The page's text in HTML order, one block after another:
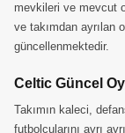
mevkileri ve mevcut
ve takımdan ayrılan
güncellenmektedir.
Celtic Güncel
Takımın kaleci,
futbolcularını ayrı